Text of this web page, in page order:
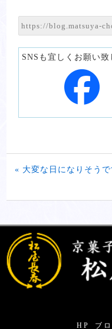
SNSも宜しくお願い致
« 大変な日になりそうで
HP ブ